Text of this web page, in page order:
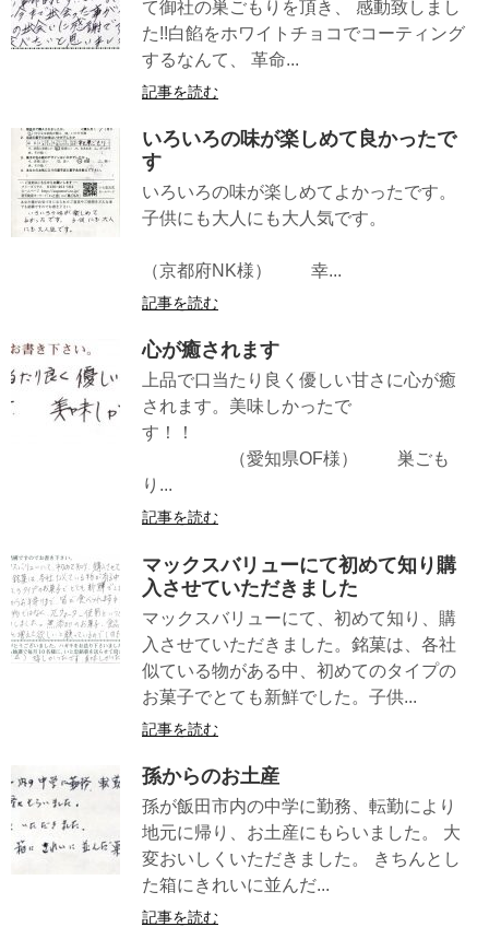
て御社の巣ごもりを頂き、 感動致しまし
た!!白餡をホワイトチョコでコーティング
するなんて、 革命...
記事を読む
いろいろの味が楽しめて良かったで
す
いろいろの味が楽しめてよかったです。
子供にも大人にも大人気です。
（京都府NK様） 幸...
記事を読む
心が癒されます
上品で口当たり良く優しい甘さに心が癒
されます。美味しかったで
す！！
（愛知県OF様） 巣ごも
り...
記事を読む
マックスバリューにて初めて知り購
入させていただきました
マックスバリューにて、初めて知り、購
入させていただきました。銘菓は、各社
似ている物がある中、初めてのタイプの
お菓子でとても新鮮でした。子供...
記事を読む
孫からのお土産
孫が飯田市内の中学に勤務、転勤により
地元に帰り、お土産にもらいました。 大
変おいしくいただきました。 きちんとし
た箱にきれいに並んだ...
記事を読む